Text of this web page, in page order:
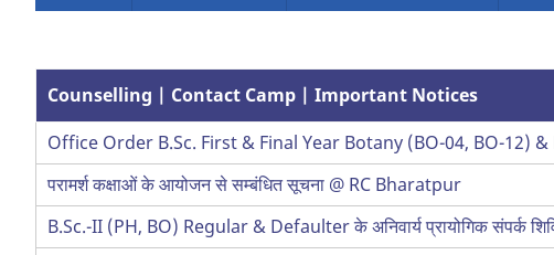
Counselling | Contact Camp | Important Notices
Office Order B.Sc. First & Final Year Botany (BO-04, BO-12)
परामर्श कक्षाओं के आयोजन से सम्बंधित सूचना @ RC Bharatpur
B.Sc.-II (PH, BO) Regular & Defaulter के अनिवार्य प्रायोगिक संपर्क